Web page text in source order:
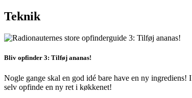
Teknik
Bliv opfinder 3: Tilføj ananas!
Nogle gange skal en god idé bare have en ny
selv opfinde en ny ret i køkkenet!